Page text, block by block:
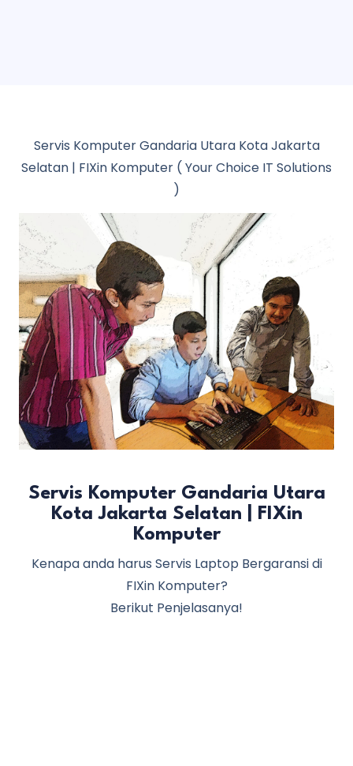
Servis Komputer Gandaria Utara Kota Jakarta
Selatan | FIXin Komputer ( Your Choice IT Solutions
)
Servis Komputer Gandaria Utara
Kota Jakarta Selatan | FIXin
Komputer
Kenapa anda harus Servis Laptop Bergaransi di
FIXin Komputer?
Berikut Penjelasanya!